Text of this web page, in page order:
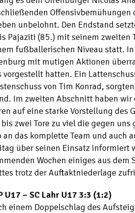
unbelohnt. Den Endstand
Pajaziti (85.) mit seinem zweiten
fußballerischen Niveau statt.
mit mutigen Aktionen
vorgestellt hatten. Ein
von Tim Konrad,
Im zweiten Abschnitt haben
auf eine starke Vorstellung des
zwei Tore zu viel die gegen
an das komplette Team und auch
über seinen Einsatz informiert
Wochen einiges aus
trotz der Auftaktniederlage
U17 – SC Lahr U17 3:3 (1:2)
einem Doppelschlag des